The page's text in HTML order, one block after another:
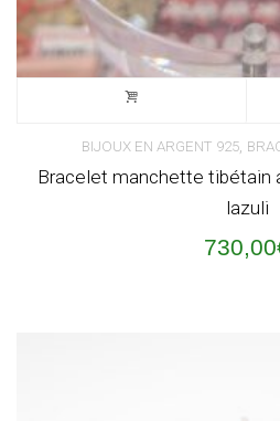
BIJOUX EN ARGENT 925,
Bracelet manchette tibétain
lazuli
730,00